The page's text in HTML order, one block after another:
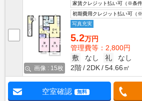
画像 : 15枚
家賃クレジット払い可（※条件
初期費用クレジット払い可（※
写真充実
5.2万円
管理費等：2,800円
敷
なし 礼
なし
2階
2DK 54.66㎡
空室確認 無料